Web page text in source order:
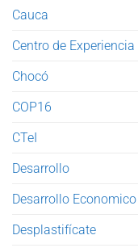
Cauca
Centro de Experiencia
Chocó
COP16
CTeI
Desarrollo
Desarrollo Economico
Desplastifícate